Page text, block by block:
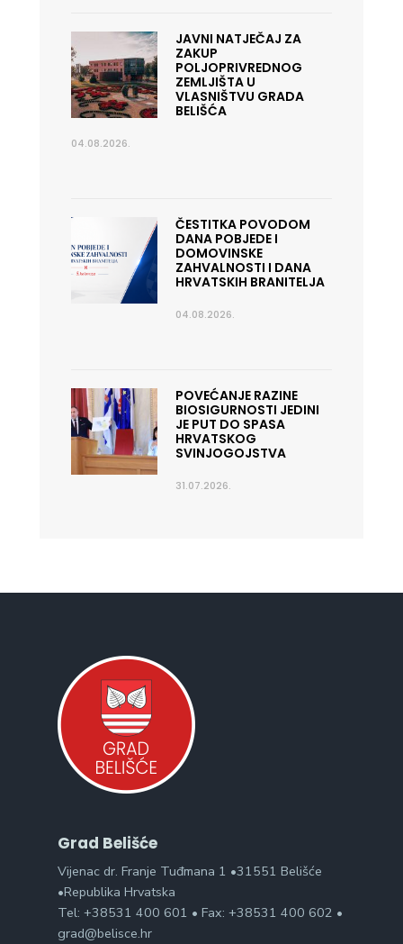
JAVNI NATJEČAJ ZA
ZAKUP
POLJOPRIVREDNOG
ZEMLJIŠTA U
VLASNIŠTVU GRADA
BELIŠĆA
04.08.2026.
ČESTITKA POVODOM
DANA POBJEDE I
DOMOVINSKE
ZAHVALNOSTI I DANA
HRVATSKIH BRANITELJA
04.08.2026.
POVEĆANJE RAZINE
BIOSIGURNOSTI JEDINI
JE PUT DO SPASA
HRVATSKOG
SVINJOGOJSTVA
31.07.2026.
Grad Belišće
Vijenac dr. Franje Tuđmana 1 •31551 Belišće
•Republika Hrvatska
Tel: +38531 400 601 • Fax: +38531 400 602 •
grad@belisce.hr